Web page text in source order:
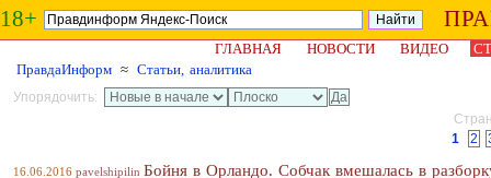
18+
ГЛАВНАЯ НОВОСТИ ВИДЕО
ПравдаИнформ ≈ Статьи, аналитика
Упорядочить:
1
2
16.06.2016 pavelshipilin Бойня в Орландо. Собчак вмешалась в